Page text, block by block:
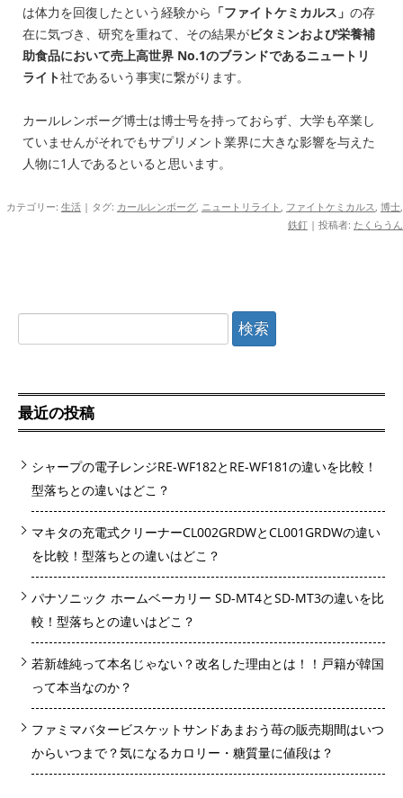
は体力を回復したという経験から 「ファイトケミカルス」 の存
在に気づき、研究を重ねて、その結果がビタミンおよび栄養補
助食品において売上高世界 No.1のブランドであるニュートリ
ライト社であるいう事実に繋がります。
カールレンボーグ博士は博士号を持っておらず、大学も卒業し
ていませんがそれでもサプリメント業界に大きな影響を与えた
人物に1人であるといると思います。
カテゴリー: 生活 | タグ: カールレンボーグ ニュートリライト ファイトケミカルス 博士
鉄釘 | 投稿者: たくらうん
索:
最近の投稿
シャープの電子レンジRE-WF182とRE-WF181の違いを比較！
型落ちとの違いはどこ？
マキタの充電式クリーナーCL002GRDWとCL001GRDWの違い
を比較！型落ちとの違いはどこ？
パナソニック ホームベーカリー SD-MT4とSD-MT3の違いを比
較！型落ちとの違いはどこ？
若新雄純って本名じゃない？改名した理由とは！！戸籍が韓国
って本当なのか？
ファミマバタービスケットサンドあまおう苺の販売期間はいつ
からいつまで？気になるカロリー・糖質量に値段は？